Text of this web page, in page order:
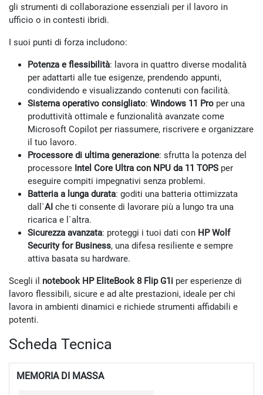
gli strumenti di collaborazione essenziali per il lavoro in
ufficio o in contesti ibridi.
I suoi punti di forza includono:
Potenza e flessibilità: lavora in quattro diverse modalità
per adattarti alle tue esigenze, prendendo appunti,
condividendo e visualizzando contenuti con facilità.
Sistema operativo consigliato: Windows 11 Pro per una
produttività ottimale e funzionalità avanzate come
Microsoft Copilot per riassumere, riscrivere e organizzare
il tuo lavoro.
Processore di ultima generazione: sfrutta la potenza del
processore Intel Core Ultra con NPU da 11 TOPS per
eseguire compiti impegnativi senza problemi.
Batteria a lunga durata: goditi una batteria ottimizzata
dall`AI che ti consente di lavorare più a lungo tra una
ricarica e l`altra.
Sicurezza avanzata: proteggi i tuoi dati con HP Wolf
Security for Business, una difesa resiliente e sempre
attiva basata su hardware.
Scegli il notebook HP EliteBook 8 Flip G1i per esperienze di
lavoro flessibili, sicure e ad alte prestazioni, ideale per chi
lavora in ambienti dinamici e richiede strumenti affidabili e
potenti.
Scheda Tecnica
MEMORIA DI MASSA